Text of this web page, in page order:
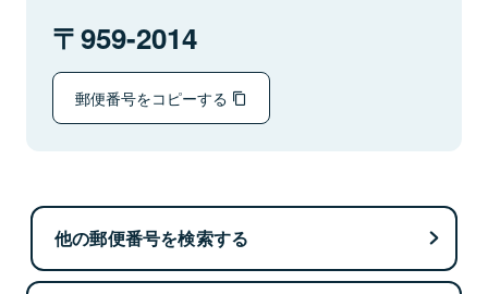
959-2014
郵便番号をコピーする
他の郵便番号を検索する